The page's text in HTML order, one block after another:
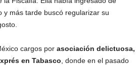
y más tarde buscó regularizar su
cargos por asociación delictuosa,
en Tabasco , donde en el pasado